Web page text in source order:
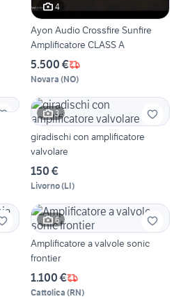
4
Ayon Audio Crossfire Sunfire
Amplificatore CLASS A
5.500 €
Novara (NO)
3
giradischi con amplificatore
valvolare
150 €
Livorno(LI)
6
Amplificatore a valvole sonic
frontier
1.100 €
Cattolica (RN)